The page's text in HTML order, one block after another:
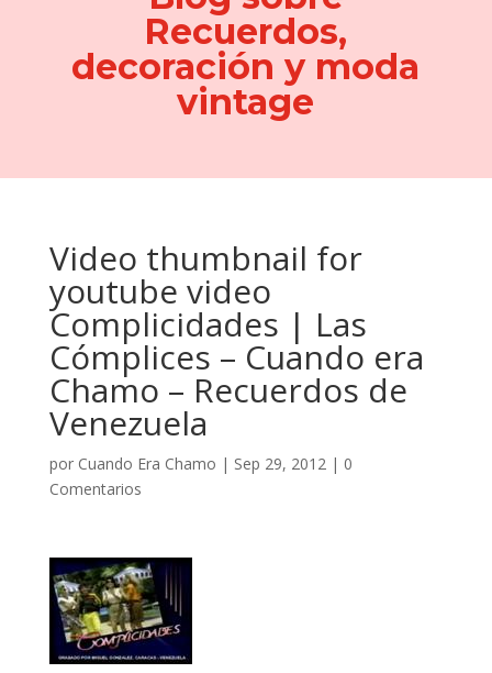
Recuerdos,
decoración y moda
vintage
Video thumbnail for
youtube video
Complicidades | Las
Cómplices – Cuando era
Chamo – Recuerdos de
Venezuela
por Cuando Era Chamo | Sep 29, 2012| 0
Comentarios